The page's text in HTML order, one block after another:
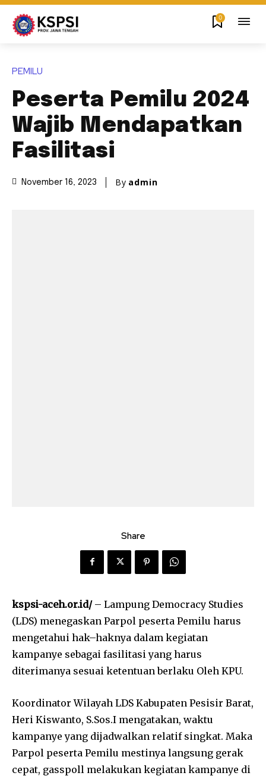
0
PEMILU
Peserta Pemilu 2024
Wajib Mendapatkan
Fasilitasi
November 16, 2023 By admin
Share
kspsi-aceh.or.id/– Lampung Democracy Studies
(LDS) menegaskan Parpol peserta Pemilu harus
mengetahui hak–haknya dalam kegiatan
kampanye sebagai fasilitasi yang harus
diterimanya sesuai ketentuan berlaku Oleh KPU.
Koordinator Wilayah LDS Kabupaten Pesisir Barat,
Heri Kiswanto, S.Sos.I mengatakan, waktu
kampanye yang dijadwalkan relatif singkat. Maka
Parpol peserta Pemilu mestinya langsung gerak
cepat, gasspoll melakukan kegiatan kampanye di